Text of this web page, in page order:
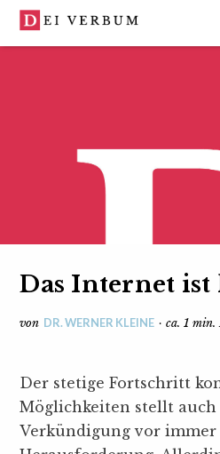
Das Internet
von DR. WERNER KLEINE · ca. 1
Der stetige Fortschritt
Möglichkeiten stellt
Verkündigung vor immer